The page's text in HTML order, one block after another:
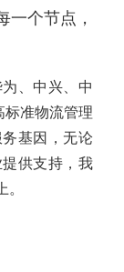
个节点，
、中兴、中
准物流管理
基因，无论
供支持，我